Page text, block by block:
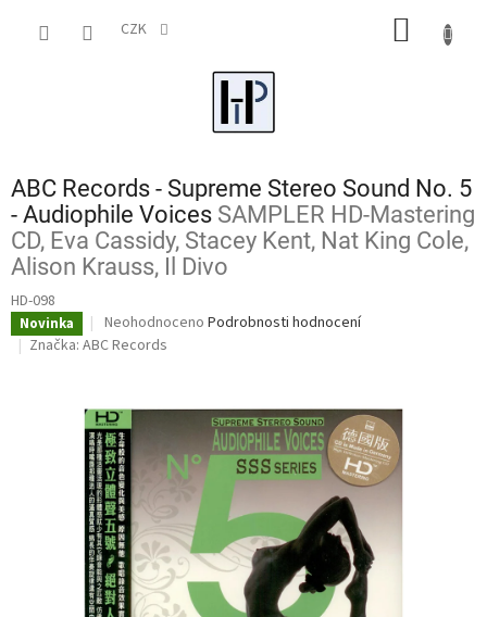
CZK
ABC Records - Supreme Stereo Sound No. 5
- Audiophile Voices SAMPLER HD-Mastering
CD, Eva Cassidy, Stacey Kent, Nat King Cole,
Alison Krauss, Il Divo
HD-098
Novinka
Průměrné
hodnocení
0,0
z
5
hvězdiček.
Neohodnoceno Podrobnosti hodnocení
Značka: ABC Records